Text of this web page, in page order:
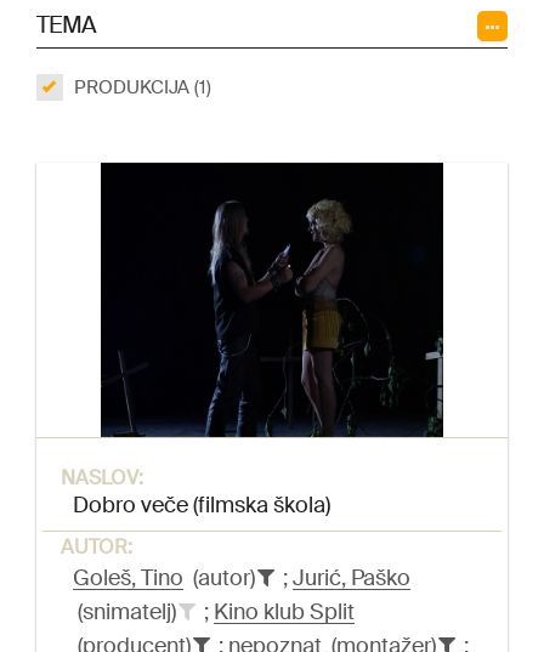
TEMA
PRODUKCIJA (1)
NASLOV:
Dobro veče (filmska škola)
AUTOR:
Goleš, Tino (autor) ;Jurić, Paško
(snimatelj)
; Kino klub Split
(producent)
; nepoznat (montažer)
;